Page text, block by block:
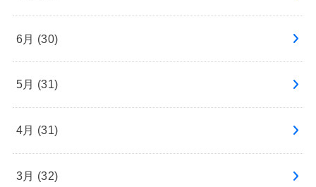
6月 (30)
5月 (31)
4月 (31)
3月 (32)